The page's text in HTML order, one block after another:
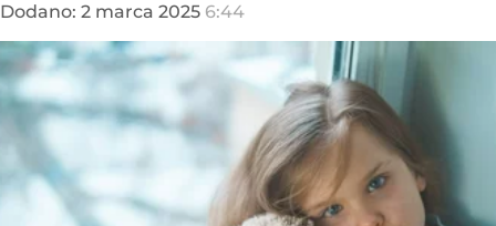
Dodano: 2 marca 2025 6:44